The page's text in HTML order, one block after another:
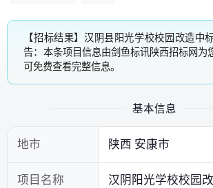
【招标结果】汉阴县阳光学校校园改造中
告：本条项目信息由剑鱼标讯陕西招标网为
可免费查看完整信息。
基本信息
地市 陕西 安康市
项目名称 汉阴阳光学校校园